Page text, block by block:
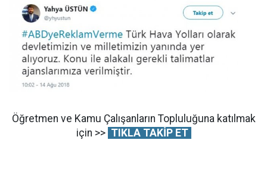
Öğretmen ve Kamu Çalışanların Topluluğuna katılmak
için >> TIKLA TAKİP ET